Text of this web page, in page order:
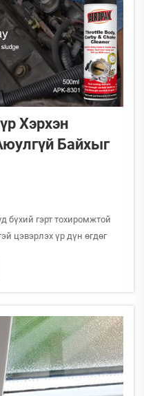
Хэрхэн
Байхыг
бүхий гэрт тохиромжтой
цэвэрлэх үр дүн өгдөг
дуудлага болой.
тэнцвэр...